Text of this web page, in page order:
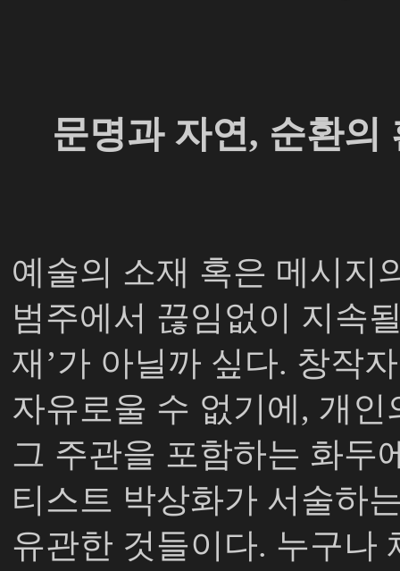
문명과 자연, 순환의
예술의 소재 혹은 메시지
범주에서 끊임없이 지속
재 ’가 아닐까 싶다. 창작
자유로울 수 없기에 , 개인
그 주관을 포함하는 화두
티스트 박상화가 서술하
유관한 것들이다. 누구나